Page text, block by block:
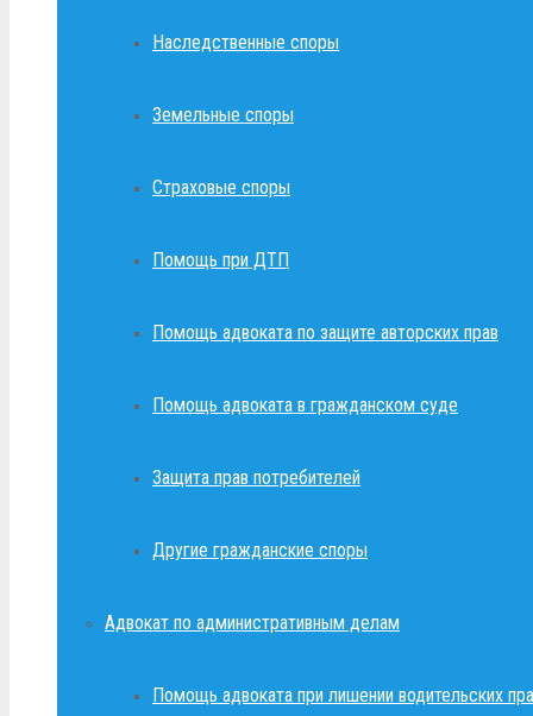
Наследственные споры
Земельные споры
Страховые споры
Помощь при ДТП
Помощь адвоката по защите авторских прав
Помощь адвоката в гражданском суде
Защита прав потребителей
Другие гражданские споры
Адвокат по административным делам
Помощь адвоката при лишении водительских